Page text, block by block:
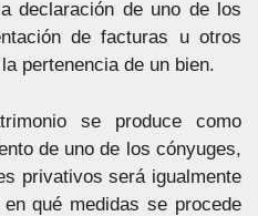
declaración de uno de los
de facturas u otros
pertenencia de un bien.
se produce como
de uno de los cónyuges,
privativos será igualmente
qué medidas se procede